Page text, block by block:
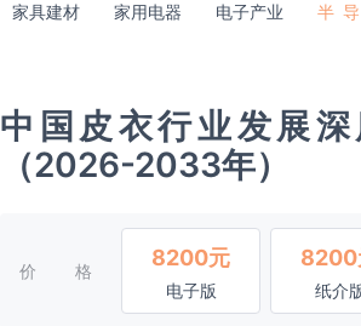
家具建材 家用电器 电子产业 半
中国皮衣行业发展
（2026-2033年）
价格
8200元
电子版
8200
纸介